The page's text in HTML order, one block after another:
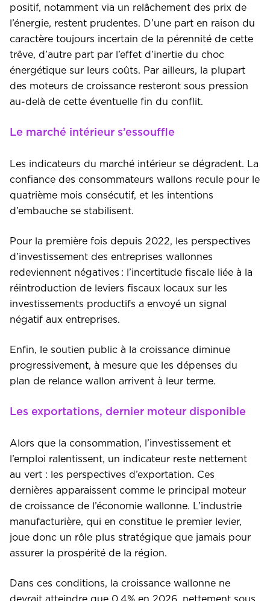
positif, notamment via un relâchement des prix de
l’énergie, restent prudentes. D’une part en raison du
caractère toujours incertain de la pérennité de cette
trêve, d’autre part par l’effet d’inertie du choc
énergétique sur leurs coûts. Par ailleurs, la plupart
des moteurs de croissance resteront sous pression
au-delà de cette éventuelle fin du conflit.
Le marché intérieur s’essouffle
Les indicateurs du marché intérieur se dégradent. La
confiance des consommateurs wallons recule pour le
quatrième mois consécutif, et les intentions
d’embauche se stabilisent.
Pour la première fois depuis 2022, les perspectives
d’investissement des entreprises wallonnes
redeviennent négatives : l’incertitude fiscale liée à la
réintroduction de leviers fiscaux locaux sur les
investissements productifs a envoyé un signal
négatif aux entreprises.
Enfin, le soutien public à la croissance diminue
progressivement, à mesure que les dépenses du
plan de relance wallon arrivent à leur terme.
Les exportations, dernier moteur disponible
Alors que la consommation, l’investissement et
l’emploi ralentissent, un indicateur reste nettement
au vert : les perspectives d’exportation. Ces
dernières apparaissent comme le principal moteur
de croissance de l’économie wallonne. L’industrie
manufacturière, qui en constitue le premier levier,
joue donc un rôle plus stratégique que jamais pour
assurer la prospérité de la région.
Dans ces conditions, la croissance wallonne ne